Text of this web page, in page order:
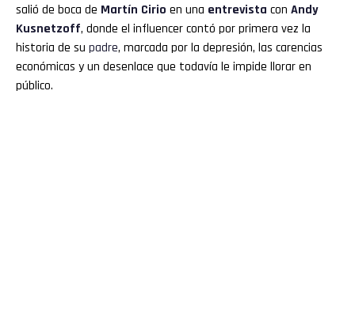
salió de boca de Martín Cirio en una entrevista con Andy
Kusnetzoff, donde el influencer contó por primera vez la
historia de su padre, marcada por la depresión, las carencias
económicas y un desenlace que todavía le impide llorar en
público.